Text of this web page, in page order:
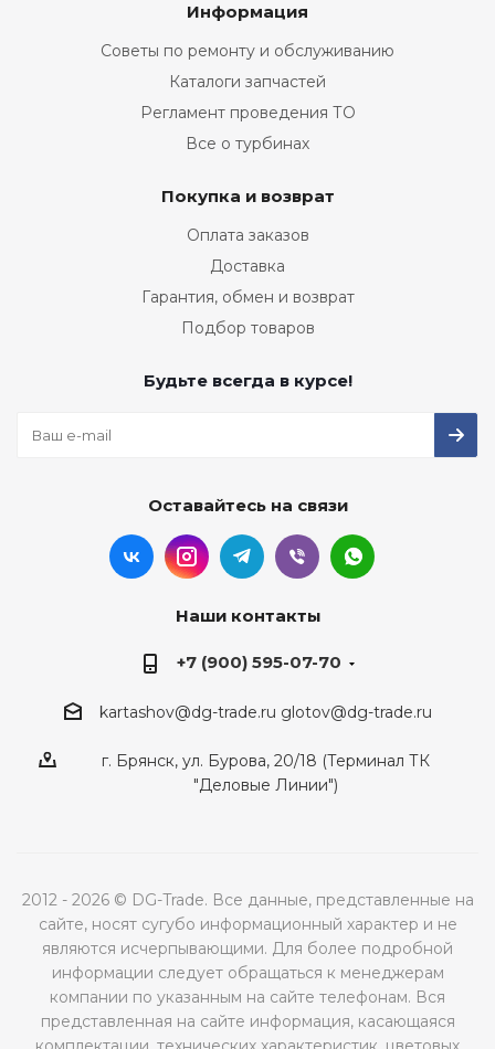
Информация
Советы по ремонту и обслуживанию
Каталоги запчастей
Регламент проведения ТО
Все о турбинах
Покупка и возврат
Оплата заказов
Доставка
Гарантия, обмен и возврат
Подбор товаров
Будьте всегда в курсе!
Оставайтесь на связи
Наши контакты
+7 (900) 595-07-70
kartashov@dg-trade.ru glotov@dg-trade.ru
г. Брянск, ул. Бурова, 20/18 (Терминал ТК
"Деловые Линии")
2012 - 2026 © DG-Trade. Все данные, представленные на
сайте, носят сугубо информационный характер и не
являются исчерпывающими. Для более подробной
информации следует обращаться к менеджерам
компании по указанным на сайте телефонам. Вся
представленная на сайте информация, касающаяся